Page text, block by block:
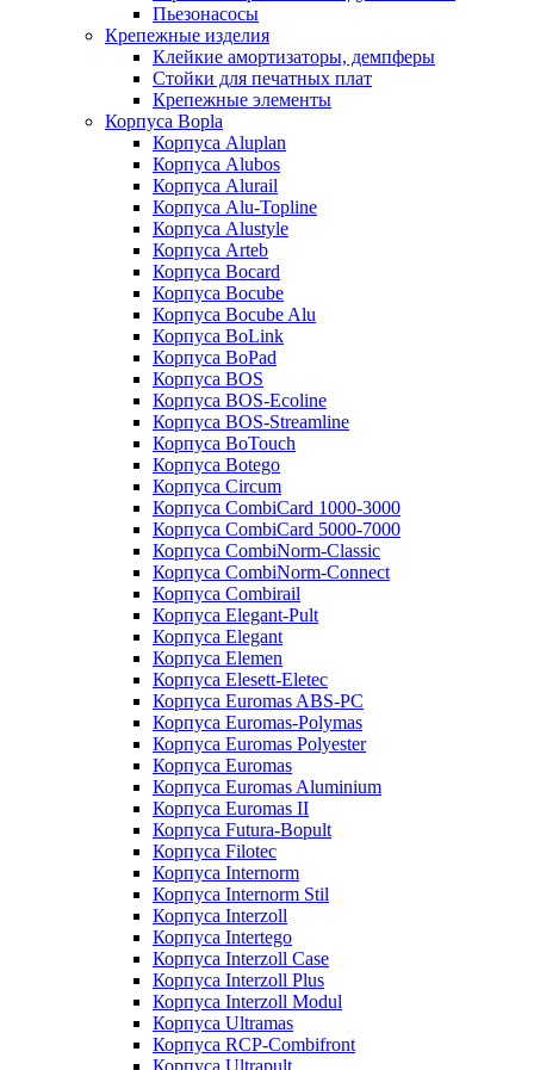
Пьезонасосы
Крепежные изделия
Клейкие амортизаторы, демпферы
Стойки для печатных плат
Крепежные элементы
Корпуса Bopla
Корпуса Aluplan
Корпуса Alubos
Корпуса Alurail
Корпуса Alu-Topline
Корпуса Alustyle
Корпуса Arteb
Корпуса Bocard
Корпуса Bocube
Корпуса Bocube Alu
Корпуса BoLink
Корпуса BoPad
Корпуса BOS
Корпуса BOS-Ecoline
Корпуса BOS-Streamline
Корпуса BoTouch
Корпуса Botego
Корпуса Circum
Корпуса CombiCard 1000-3000
Корпуса CombiCard 5000-7000
Корпуса CombiNorm-Classic
Корпуса CombiNorm-Connect
Корпуса Combirail
Корпуса Elegant-Pult
Корпуса Elegant
Корпуса Elemen
Корпуса Elesett-Eletec
Корпуса Euromas ABS-PC
Корпуса Euromas-Polymas
Корпуса Euromas Polyester
Корпуса Euromas
Корпуса Euromas Aluminium
Корпуса Euromas II
Корпуса Futura-Bopult
Корпуса Filotec
Корпуса Internorm
Корпуса Internorm Stil
Корпуса Interzoll
Корпуса Intertego
Корпуса Interzoll Case
Корпуса Interzoll Plus
Корпуса Interzoll Modul
Корпуса Ultramas
Корпуса RCP-Combifront
Корпуса Ultrapult